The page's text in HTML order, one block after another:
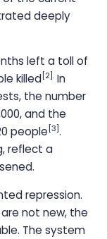
deeply
left a toll of
killed[2]. In
the number
and the
people [3].
reflect a
repression.
not new, the
The system